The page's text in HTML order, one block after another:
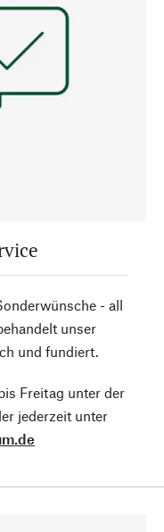
- all
unser
und fundiert.
Freitag unter der
jederzeit unter